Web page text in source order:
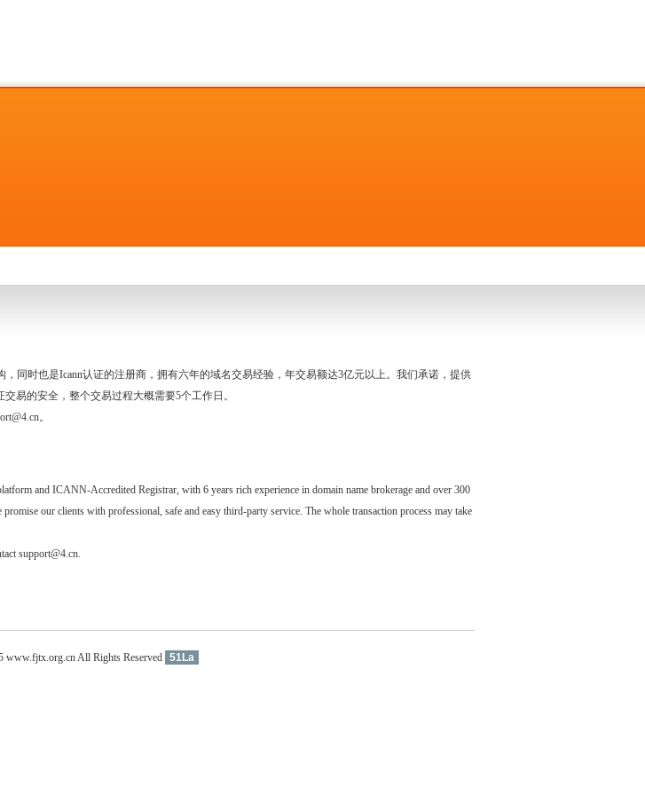
同时也是Icann认证的注册商，拥有六年的域名交易经验，年交易额达3亿元以上。我们承诺，提供
易的安全，整个交易过程大概需要5个工作日。
。
and ICANN-Accredited Registrar, with 6 years rich experience in domain name brokerage and over 300
our clients with professional, safe and easy third-party service. The whole transaction process may take
support@4.cn.
www.fjtx.org.cn All Rights Reserved 51La